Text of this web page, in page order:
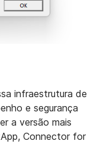
infraestrutura de
e segurança
a versão mais
Connector for